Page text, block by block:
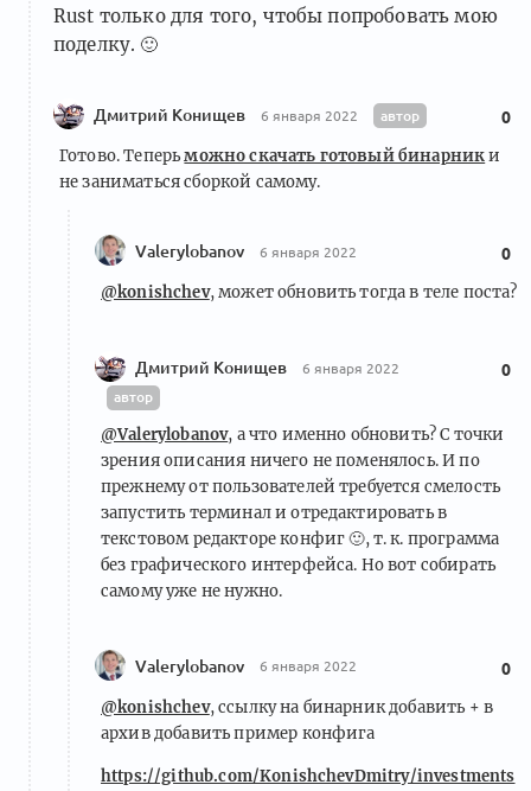
Rust только для того, чтобы попробовать мою
поделку. 🙂
Дмитрий Конищев 6 января 2022 автор 0
Готово. Теперьможно скачать готовый бинарники
не заниматься сборкой самому.
Valerylobanov 6 января 2022 0
@konishchev, может обновить тогда в теле поста?
Дмитрий Конищев 6 января 2022
автор
0
@Valerylobanov, а что именно обновить? С точки
зрения описания ничего не поменялось. И по
прежнему от пользователей требуется смелость
запустить терминал и отредактировать в
текстовом редакторе конфиг🙂, т. к. программа
без графического интерфейса. Но вот собирать
самому уже не нужно.
Valerylobanov 6 января 2022 0
@konishchev, ссылку на бинарник добавить + в
архив добавить пример конфига
https://github.com/KonishchevDmitry/investments